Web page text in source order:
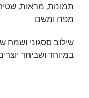
תמונות, מראות,
מפה ומשם.
שילוב ססגוני ושמח
במיוחד ושביחד